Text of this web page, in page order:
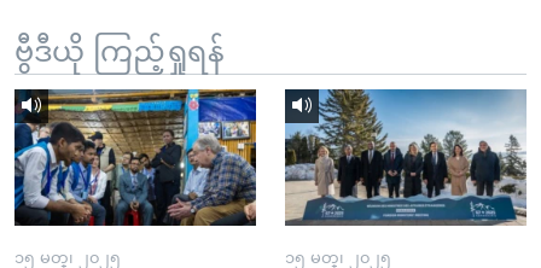
ဗွီဒီယို ကြည့်ရှုရန်
၁၅ မတ္၊ ၂၀၂၅ ၁၅ မတ္၊ ၂၀၂၅